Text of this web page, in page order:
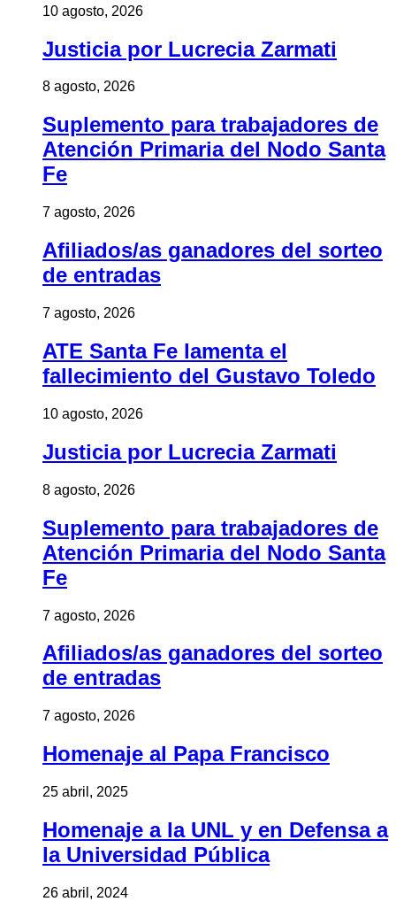
10 agosto, 2026
Justicia por Lucrecia Zarmati
8 agosto, 2026
Suplemento para trabajadores de
Atención Primaria del Nodo Santa
Fe
7 agosto, 2026
Afiliados/as ganadores del sorteo
de entradas
7 agosto, 2026
ATE Santa Fe lamenta el
fallecimiento del Gustavo Toledo
10 agosto, 2026
Justicia por Lucrecia Zarmati
8 agosto, 2026
Suplemento para trabajadores de
Atención Primaria del Nodo Santa
Fe
7 agosto, 2026
Afiliados/as ganadores del sorteo
de entradas
7 agosto, 2026
Homenaje al Papa Francisco
25 abril, 2025
Homenaje a la UNL y en Defensa a
la Universidad Pública
26 abril, 2024